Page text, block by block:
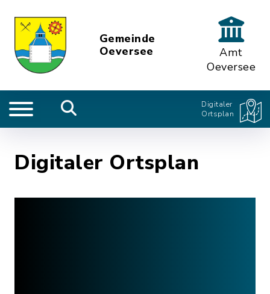
Gemeinde
Oeversee
Amt
Oeversee
Digitaler
Ortsplan
Digitaler Ortsplan